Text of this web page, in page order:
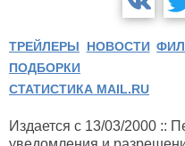
ТРЕЙЛЕРЫ НОВОСТИ
ПОДБОРКИ
СТАТИСТИКА MAIL.RU
Издается с 13/03/2000 ::